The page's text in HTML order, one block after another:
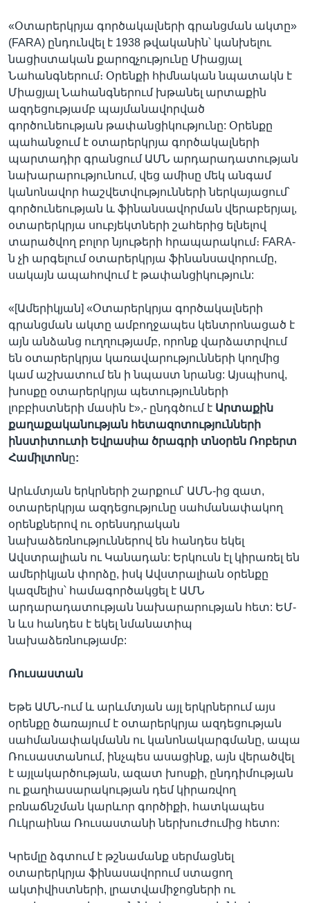
«Օտարերկրյա գործակալների գրանցման ակտը»
(FARA) ընդունվել է 1938 թվականին՝ կանխելու
նացիստական քարոզչությունը Միացյալ
Նահանգներում։ Օրենքի հիմնական նպատակն է
Միացյալ Նահանգներում խթանել արտաքին
ազդեցությամբ պայմանավորված
գործունեության թափանցիկությունը: Օրենքը
պահանջում է օտարերկրյա գործակալների
պարտադիր գրանցում ԱՄՆ արդարադատության
նախարարությունում, վեց ամիսը մեկ անգամ
կանոնավոր հաշվետվությունների ներկայացում՝
գործունեության և ֆինանսավորման վերաբերյալ,
օտարերկրյա սուբյեկտների շահերից ելնելով
տարածվող բոլոր նյութերի հրապարակում։ FARA-
ն չի արգելում օտարերկրյա ֆինանսավորումը,
սակայն ապահովում է թափանցիկություն:
«[Ամերիկյան] «Օտարերկրյա գործակալների
գրանցման ակտը ամբողջապես կենտրոնացած է
այն անձանց ուղղությամբ, որոնք վարձատրվում
են օտարերկրյա կառավարությունների կողմից
կամ աշխատում են ի նպաստ նրանց: Այսպիսով,
խոսքը օտարերկրյա պետությունների
լոբբիստների մասին է»,- ընդգծում է Արտաքին
քաղաքականության հետազոտությունների
ինստիտուտի Եվրասիա ծրագրի տնօրեն Ռոբերտ
Համիլտոնը:
Արևմտյան երկրների շարքում՝ ԱՄՆ-ից զատ,
օտարերկրյա ազդեցությունը սահմանափակող
օրենքներով ու օրենսդրական
նախաձեռնություններով են հանդես եկել
Ավստրալիան ու Կանադան: Երկուսն էլ կիրառել են
ամերիկյան փորձը, իսկ Ավստրալիան օրենքը
կազմելիս՝ համագործակցել է ԱՄՆ
արդարադատության նախարարության հետ: ԵՄ-
ն ևս հանդես է եկել նմանատիպ
նախաձեռնությամբ:
Ռուսաստան
Եթե ԱՄՆ-ում և արևմտյան այլ երկրներում այս
օրենքը ծառայում է օտարերկրյա ազդեցության
սահմանափակմանն ու կանոնակարգմանը, ապա
Ռուսաստանում, ինչպես ասացինք, այն վերածվել
է այլակարծության, ազատ խոսքի, ընդդիմության
ու քաղհասարակության դեմ կիրառվող
բռնաճնշման կարևոր գործիքի, հատկապես
Ուկրաինա Ռուսաստանի ներխուժումից հետո:
Կրեմլը ձգտում է թշնամանք սերմացնել
օտարերկրյա ֆինասավորում ստացող
ակտիվիստների, լրատվամիջոցների ու